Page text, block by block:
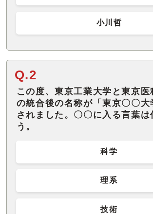
小川哲
Q.2
この度、東京工業大学と東京医
の統合後の名称が「東京〇〇大
されました。〇〇に入る言葉は
う。
科学
理系
技術